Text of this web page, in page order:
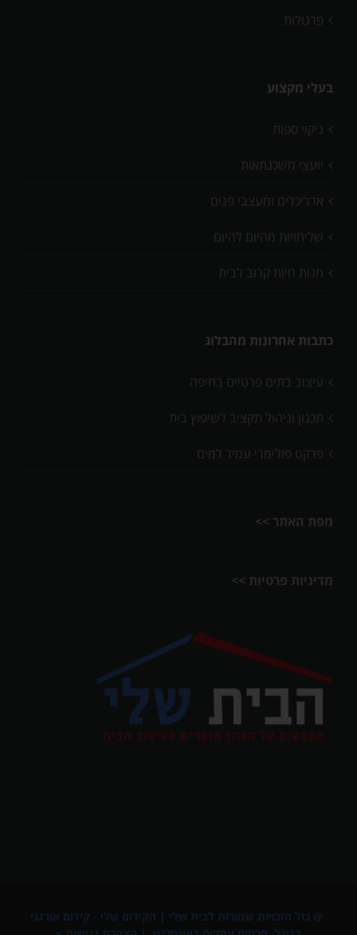
פרגולות
בעלי מקצוע
ניקוי ספות
יועצי משכנתאות
אדריכלים ומעצבי פנים
שליחויות מהיום להיום
חנות חיות קרוב לבית
כתבות אחרונות מהבלוג
עיצוב בתים פרטיים בחיפה
תכנון וניהול תקציב לשיפוץ בית
פרקט פולימרי עמיד למים
מפת האתר >>
מדיניות פרטיות >>
@ כול הזכויות שמורות לבית שלי | הקידום שלי - קידום אורגני